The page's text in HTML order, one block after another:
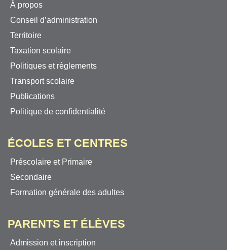
À propos
Conseil d’administration
Territoire
Taxation scolaire
Politiques et règlements
Transport scolaire
Publications
Politique de confidentialité
ÉCOLES ET CENTRES
Préscolaire et Primaire
Secondaire
Formation générale des adultes
PARENTS ET ÉLÈVES
Admission et inscription